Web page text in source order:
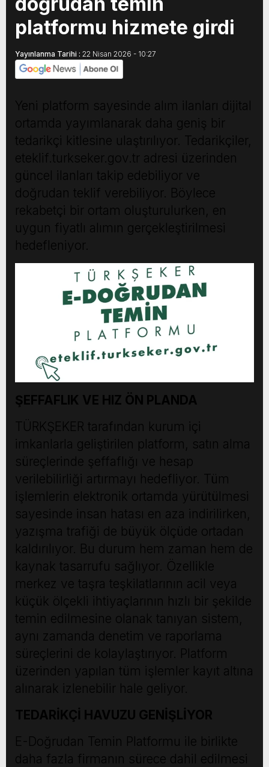
platformu hizmete girdi
Yayınlanma Tarihi : 22 Nisan 2026 - 10:27
Yeni platform sayesinde alım ilanları dijital
ortamda yayımlanarak daha geniş bir
tedarikçi kitlesine ulaştırılıyor. Tedarikçiler,
eteklif.turkseker.gov.tr adresi üzerinden
güncel ilanları takip edebiliyor ve
doğrudan teklif verebiliyor. Böylece
rekabetçi bir ortam oluşturulurken, en
uygun fiyatlı alımın gerçekleştirilmesi
hedefleniyor.
ŞEFFAFLIK VE HIZ ÖN PLANDA
TÜRKŞEKER tarafından kurum içi
imkanlarla geliştirilen platform, satın alma
süreçlerinde şeffaflığı ve hesap
verilebilirliği artırmayı hedefliyor. Tüm
işlemlerin elektronik ortamda yürütülmesi
sayesinde insan hatası en aza indirilirken,
yazışma trafiği de büyük ölçüde ortadan
kaldırılıyor. Bu durum hem zaman hem de
kaynak tasarrufu sağlıyor. Özellikle
merkez ve taşra teşkilatlarının acil veya
küçük ölçekli ihtiyaçlarının hızlı bir şekilde
temin edilmesine olanak tanıyan sistem,
aynı zamanda denetim ve raporlama
süreçlerini de kolaylaştırıyor. Platform
üzerinden yapılan tüm işlemler kayıt altına
alınarak izlenebilir hale geliyor.
TEDARİKÇİ HAVUZU GENİŞLİYOR
E-Doğrudan Temin Platformu ile birlikte
daha fazla firmanın sürece dahil edilmesi